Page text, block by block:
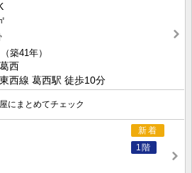
（築41年）
西
西線 葛西駅 徒歩10分
にまとめてチェック
新着
1階